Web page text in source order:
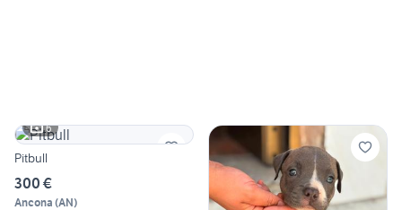
6
Pitbull
300 €
Ancona (AN)